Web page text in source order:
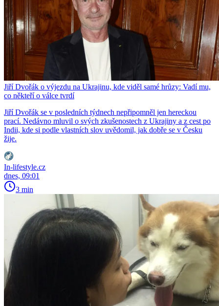
Jiří Dvořák o výjezdu na Ukrajinu, kde viděl samé hrůzy: Vadí mu,
co někteří o válce tvrdí
Jiří Dvořák se v posledních týdnech nepřipomněl jen hereckou
prací. Nedávno mluvil o svých zkušenostech z Ukrajiny a z cest po
Indii, kde si podle vlastních slov uvědomil, jak dobře se v Česku
žije.
In-lifestyle.cz
dnes, 09:01
3 min